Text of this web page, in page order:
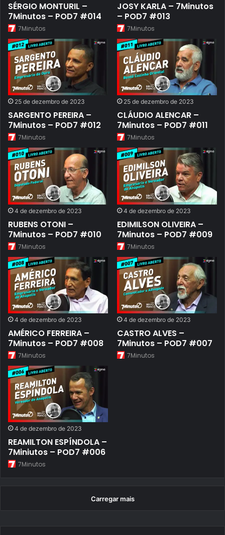
SÉRGIO MONTURIL –
7Minutos – POD7 #014
7Minutos
JOSY KARLA – 7Minutos
– POD7 #013
7Minutos
25 de dezembro de 2023
SARGENTO PEREIRA –
7Minutos – POD7 #012
7Minutos
25 de dezembro de 2023
CLÁUDIO ALENCAR –
7Minutos – POD7 #011
7Minutos
4 de dezembro de 2023
RUBENS OTONI –
7Minutos – POD7 #010
7Minutos
4 de dezembro de 2023
EDIMILSON OLIVEIRA –
7Minutos – POD7 #009
7Minutos
4 de dezembro de 2023
AMÉRICO FERREIRA –
7Minutos – POD7 #008
7Minutos
4 de dezembro de 2023
CASTRO ALVES –
7Minutos – POD7 #007
7Minutos
4 de dezembro de 2023
REAMILTON ESPÍNDOLA –
7Miniutos – POD7 #006
7Minutos
Carregar mais